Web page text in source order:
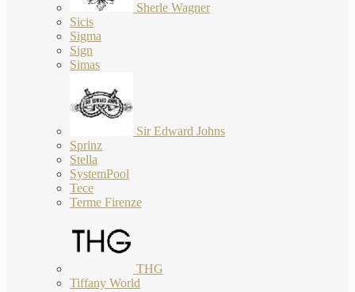
Sherle Wagner
Sicis
Sigma
Sign
Simas
Sir Edward Johns
Sprinz
Stella
SystemPool
Tece
Terme Firenze
THG
Tiffany World